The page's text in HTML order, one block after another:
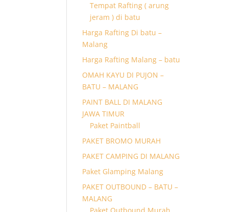
Tempat Rafting ( arung
jeram ) di batu
Harga Rafting Di batu –
Malang
Harga Rafting Malang – batu
OMAH KAYU DI PUJON –
BATU – MALANG
PAINT BALL DI MALANG
JAWA TIMUR
Paket Paintball
PAKET BROMO MURAH
PAKET CAMPING DI MALANG
Paket Glamping Malang
PAKET OUTBOUND – BATU –
MALANG